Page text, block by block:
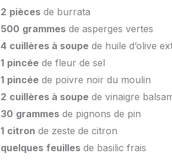
2 pièces de burrata
500 grammes de asperges vertes
4 cuillères à soupe de huile d’olive
1 pincée de fleur de sel
1 pincée de poivre noir du moulin
2 cuillères à soupe de vinaigre
30 grammes de pignons de pin
1 citron de zeste de citron
quelques feuilles de basilic frais